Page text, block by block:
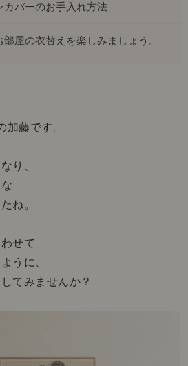
加藤です。
り、
ね。
せて
うに、
てみませんか？
バーのお手入れ方法
屋の衣替えを楽しみましょう。